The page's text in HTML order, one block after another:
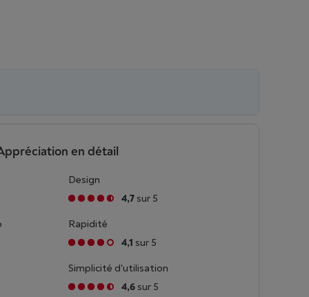
en détail
Design
4,7sur 5
Rapidité
4,1 sur 5
Simplicité d'utilisation
4,6sur 5